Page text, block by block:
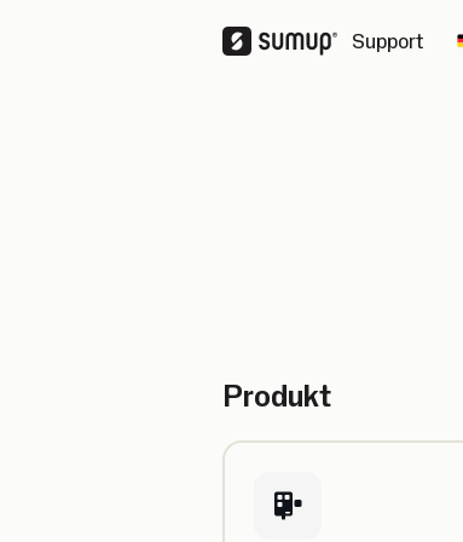
Support
Produkt